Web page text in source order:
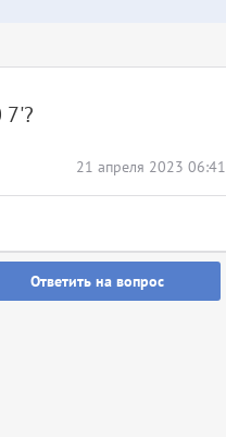
21 апреля 2023 06:41
7'?
Ответить на вопрос